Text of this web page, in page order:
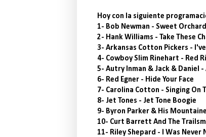
Hoy con la siguiente
1- Bob Newman - Sweet
2- Hank Williams - Take These
3- Arkansas Cotton Pickers -
4- Cowboy Slim Rinehart - Red
5- Autry Inman & Jack & Daniel -
6- Red Egner - Hide Your Face
7- Carolina Cotton - Singing On
8- Jet Tones - Jet Tone Boogie
9- Byron Parker & His
10- Curt Barrett And The
11- Riley Shepard - I Was Never